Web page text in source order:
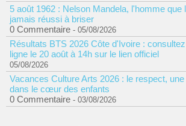
5 août 1962 : Nelson Mandela, l'homme que
jamais réussi à briser
0 Commentaire - 05/08/2026
Résultats BTS 2026 Côte d'Ivoire :
ligne le 20 août à 14h sur le lien officiel
05/08/2026
Vacances Culture Arts 2026 : le respect,
dans le cœur des enfants
0 Commentaire - 03/08/2026